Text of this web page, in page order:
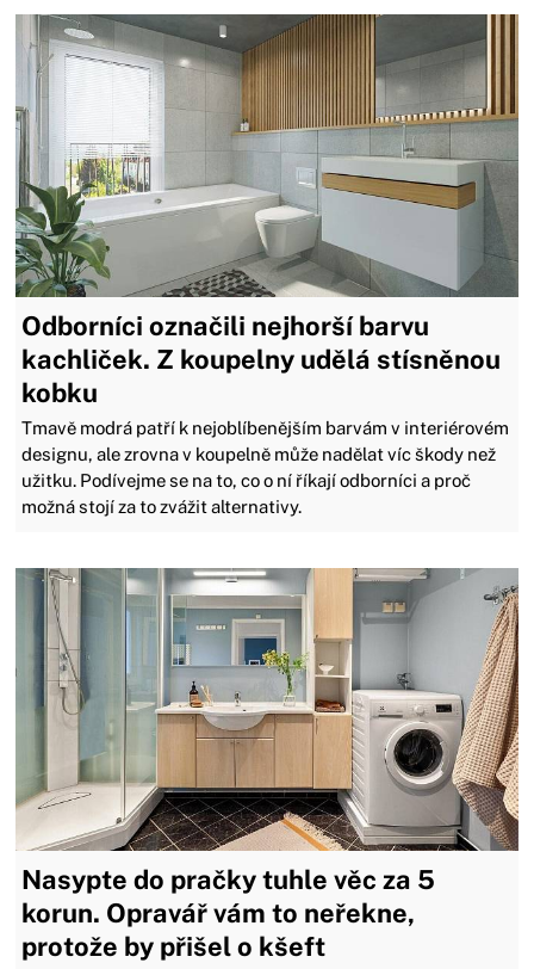
Odborníci označili nejhorší barvu
kachliček. Z koupelny udělá stísněnou
kobku
Tmavě modrá patří k nejoblíbenějším barvám v interiérovém
designu, ale zrovna v koupelně může nadělat víc škody než
užitku. Podívejme se na to, co o ní říkají odborníci a proč
možná stojí za to zvážit alternativy.
Nasypte do pračky tuhle věc za 5
korun. Opravář vám to neřekne,
protože by přišel o kšeft